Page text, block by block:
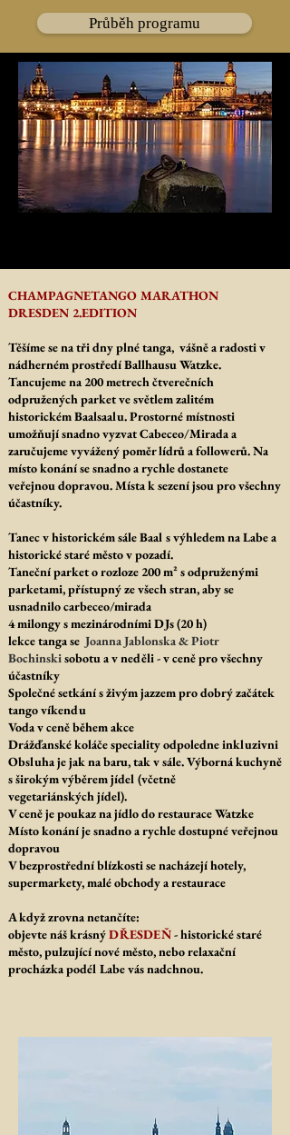
Průběh programu
CHAMPAGNETANGO MARATHON
DRESDEN 2.EDITION
Těšíme se na tři dny plné tanga, vášně a radosti v
nádherném prostředí Ballhausu Watzke.
Tancujeme na 200 metrech čtverečních
odpružených parket ve světlem zalitém
historickém Baalsaalu. Prostorné místnosti
umožňují snadno vyzvat Cabeceo/Mirada a
zaručujeme vyvážený poměr lídrů a followerů. Na
místo konání se snadno a rychle dostanete
veřejnou dopravou. Místa k sezení jsou pro všechny
účastníky.
Tanec v historickém sále Baal s výhledem na Labe a
historické staré město v pozadí.
Taneční parket o rozloze 200 m² s odpruženými
parketami, přístupný ze všech stran, aby se
usnadnilo carbeceo/mirada
4 milongy s mezinárodními DJs (20 h)
lekce tanga se Joanna Jablonska & Piotr
Bochinskisobotu a v neděli - v ceně pro všechny
účastníky
Společné setkání s živým jazzem pro dobrý začátek
tango víkendu
Voda v ceně během akce
Drážďanské koláče speciality odpoledne inkluzivni
Obsluha je jak na baru, tak v sále. Výborná kuchyně
s širokým výběrem jídel (včetně
vegetariánských jídel).
V ceně je poukaz na jídlo do restaurace Watzke
Místo konání je snadno a rychle dostupné veřejnou
dopravou
V bezprostřední blízkosti se nacházejí hotely,
supermarkety, malé obchody a restaurace
A když zrovna netančíte:
objevte náš krásnýDŘESDEŇ- historické staré
město, pulzující nové město, nebo relaxační
procházka podél Labe vás nadchnou.